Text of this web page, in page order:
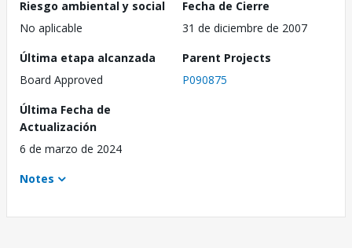
Riesgo ambiental y social
No aplicable
Fecha de Cierre
31 de diciembre de 2007
Última etapa alcanzada
Board Approved
Parent Projects
P090875
Última Fecha de
Actualización
6 de marzo de 2024
Notes